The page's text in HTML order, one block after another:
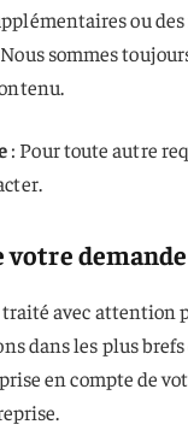
ou des
sommes
: Pour toute autre
demande
traité avec attention
dans les plus
en compte de